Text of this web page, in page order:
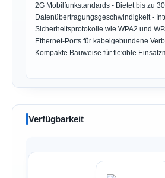
2G Mobilfunkstandards - Bietet bis zu
Datenübertragungsgeschwindigkeit -
Sicherheitsprotokolle wie WPA2 und
Ethernet-Ports für kabelgebundene
Kompakte Bauweise für flexible
Verfügbarkeit